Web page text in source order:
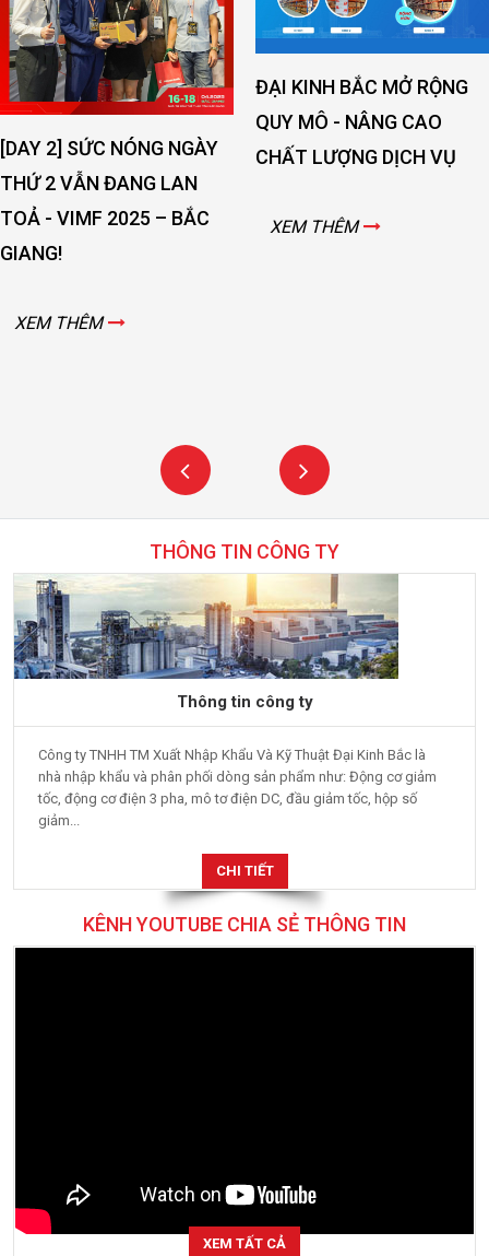
[DAY 2] SỨC NÓNG NGÀY
THỨ 2 VẪN ĐANG LAN
TOẢ - VIMF 2025 – BẮC
GIANG!
XEM THÊM
ĐẠI KINH BẮC MỞ RỘNG
QUY MÔ - NÂNG CAO
CHẤT LƯỢNG DỊCH VỤ
XEM THÊM
THÔNG TIN CÔNG TY
Thông tin công ty
Công ty TNHH TM Xuất Nhập Khẩu Và Kỹ Thuật Đại Kinh Bắc là
nhà nhập khẩu và phân phối dòng sản phẩm như: Động cơ giảm
tốc, động cơ điện 3 pha, mô tơ điện DC, đầu giảm tốc, hộp số
giảm...
CHI TIẾT
KÊNH YOUTUBE CHIA SẺ THÔNG TIN
XEM TẤT CẢ